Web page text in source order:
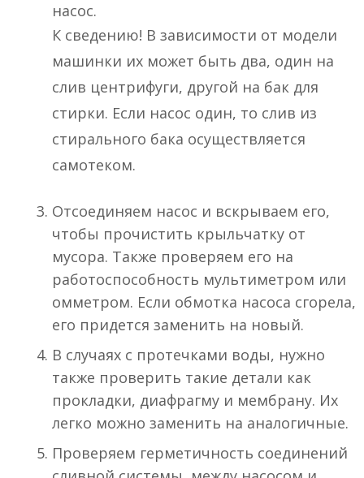
насос.
К сведению! В зависимости от модели
машинки их может быть два, один на
слив центрифуги, другой на бак для
стирки. Если насос один, то слив из
стирального бака осуществляется
самотеком.
Отсоединяем насос и вскрываем его,
чтобы прочистить крыльчатку от
мусора. Также проверяем его на
работоспособность мультиметром или
омметром. Если обмотка насоса сгорела,
его придется заменить на новый.
В случаях с протечками воды, нужно
также проверить такие детали как
прокладки, диафрагму и мембрану. Их
легко можно заменить на аналогичные.
Проверяем герметичность соединений